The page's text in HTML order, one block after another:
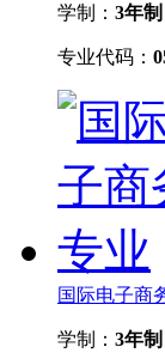
学制： 3年制
专业代码：
国际电子商
学制： 3年制